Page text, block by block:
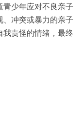
少年应对不良亲子
冲突或暴力的亲子
责怪的情绪，最终